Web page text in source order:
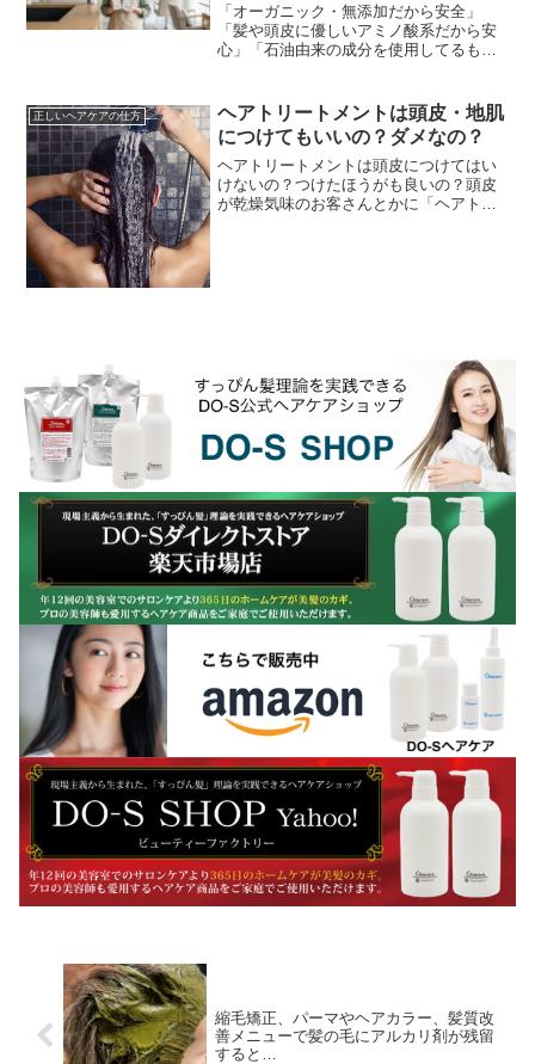
「オーガニック・無添加だから安全」
「髪や頭皮に優しいアミノ酸系だから安
心」「石油由来の成分を使用してるもの
握る美容師たちが本当に...
正しいヘアケアの仕方
ヘアトリートメントは頭皮・地肌
につけてもいいの？ダメなの？
ヘアトリートメントは頭皮につけてはい
けないの？つけたほうがも良いの？頭皮
が乾燥気味のお客さんとかに「ヘアトリ
縮毛矯正、パーマやヘアカラー、髪質改
善メニューで髪の毛にアルカリ剤が残留
すると…